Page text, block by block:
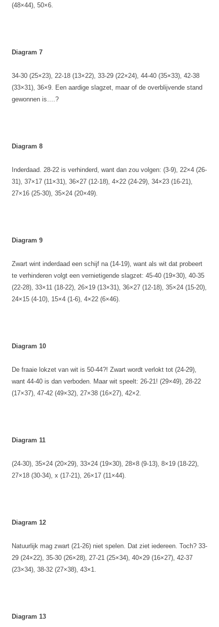
(48×44), 50×6.
Diagram 7
34-30 (25×23), 22-18 (13×22), 33-29 (22×24), 44-40 (35×33), 42-38
(33×31), 36×9. Een aardige slagzet, maar of de overblijvende stand
gewonnen is….?
Diagram 8
Inderdaad. 28-22 is verhinderd, want dan zou volgen: (3-9), 22×4 (26-
31), 37×17 (11×31), 36×27 (12-18), 4×22 (24-29), 34×23 (16-21),
27×16 (25-30), 35×24 (20×49).
Diagram 9
Zwart wint inderdaad een schijf na (14-19), want als wit dat probeert
te verhinderen volgt een vernietigende slagzet: 45-40 (19×30), 40-35
(22-28), 33×11 (18-22), 26×19 (13×31), 36×27 (12-18), 35×24 (15-20),
24×15 (4-10), 15×4 (1-6), 4×22 (6×46).
Diagram 10
De fraaie lokzet van wit is 50-44?! Zwart wordt verlokt tot (24-29),
want 44-40 is dan verboden. Maar wit speelt: 26-21! (29×49), 28-22
(17×37), 47-42 (49×32), 27×38 (16×27), 42×2.
Diagram 11
(24-30), 35×24 (20×29), 33×24 (19×30), 28×8 (9-13), 8×19 (18-22),
27×18 (30-34), x (17-21), 26×17 (11×44).
Diagram 12
Natuurlijk mag zwart (21-26) niet spelen. Dat ziet iedereen. Toch? 33-
29 (24×22), 35-30 (26×28), 27-21 (25×34), 40×29 (16×27), 42-37
(23×34), 38-32 (27×38), 43×1.
Diagram 13